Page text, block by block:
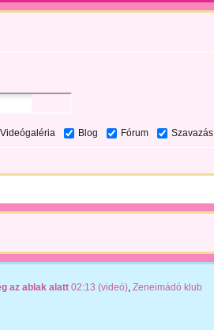
Videógaléria Blog Fórum Szavazás
az ablak alatt 02:13 (videó), Zeneimádó klub